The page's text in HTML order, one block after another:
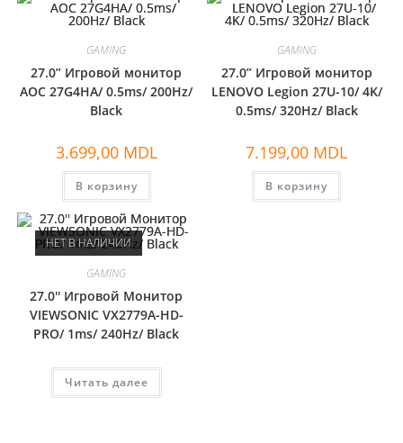
GAMING
27.0” Игровой монитор
AOC 27G4HA/ 0.5ms/ 200Hz/
Black
3.699,00 MDL
В корзину
GAMING
27.0” Игровой монитор
LENOVO Legion 27U-10/ 4K/
0.5ms/ 320Hz/ Black
7.199,00 MDL
В корзину
НЕТ В НАЛИЧИИ
GAMING
27.0'' Игровой Монитор
VIEWSONIC VX2779A-HD-
PRO/ 1ms/ 240Hz/ Black
Читать далее